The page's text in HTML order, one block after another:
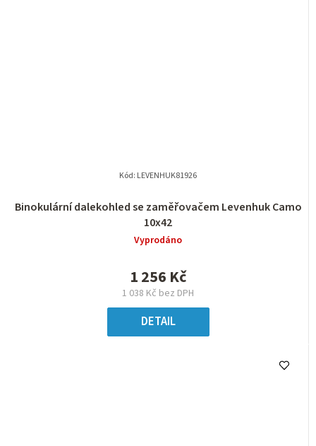
Binokulární dalekohled se zaměřovačem Levenhuk Camo
10x42
Vyprodáno
1 038 Kč bez DPH
1 256 Kč
DETAIL
Kód: LEVENHUK81926